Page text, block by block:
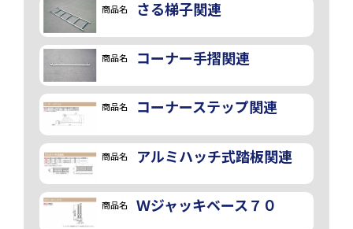
商品名 さる梯子関連
商品名 コーナー手摺関連
商品名 コーナーステップ関連
商品名 アルミハッチ式踏板関連
商品名 Ｗジャッキベース７０